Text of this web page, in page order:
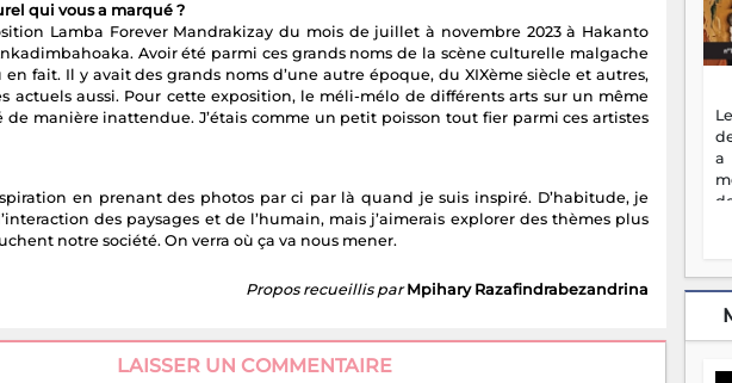
qui vous a marqué ?
Lamba Forever Mandrakizay du mois de juillet à novembre 2023 à Hakanto
Avoir été parmi ces grands noms de la scène culturelle malgache
en fait. Il y avait des grands noms d’une autre époque, du XIXème siècle et autres,
actuels aussi. Pour cette exposition, le méli-mélo de différents arts sur un même
de manière inattendue. J’étais comme un petit poisson tout fier parmi ces artistes
en prenant des photos par ci par là quand je suis inspiré. D’habitude, je
des paysages et de l’humain, mais j’aimerais explorer des thèmes plus
notre société. On verra où ça va nous mener.
Propos recueillis par Mpihary Razafindrabezandrina
LAISSER UN COMMENTAIRE
a